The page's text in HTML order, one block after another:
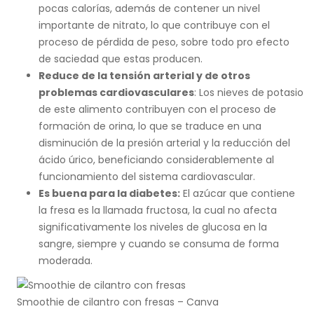
pocas calorías, además de contener un nivel
importante de nitrato, lo que contribuye con el
proceso de pérdida de peso, sobre todo pro efecto
de saciedad que estas producen.
Reduce de la tensión arterial y de otros
problemas cardiovasculares: Los nieves de potasio
de este alimento contribuyen con el proceso de
formación de orina, lo que se traduce en una
disminución de la presión arterial y la reducción del
ácido úrico, beneficiando considerablemente al
funcionamiento del sistema cardiovascular.
Es buena para la diabetes: El azúcar que contiene
la fresa es la llamada fructosa, la cual no afecta
significativamente los niveles de glucosa en la
sangre, siempre y cuando se consuma de forma
moderada.
Smoothie de cilantro con fresas – Canva